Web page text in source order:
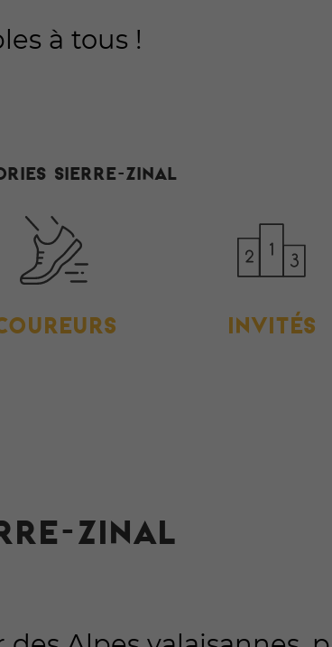
à tous !
Sierre-Zinal
INVITÉS
ZINAL